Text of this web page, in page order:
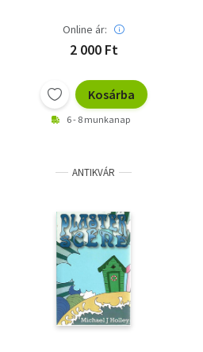
Online ár:
2 000 Ft
Kosárba
6 - 8 munkanap
ANTIKVÁR